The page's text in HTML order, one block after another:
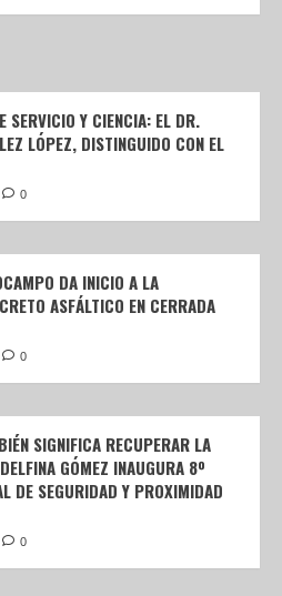
SERVICIO Y CIENCIA: EL DR.
LÓPEZ, DISTINGUIDO CON EL
0
DA INICIO A LA
ASFÁLTICO EN CERRADA
0
SIGNIFICA RECUPERAR LA
GÓMEZ INAUGURA 8º
DE SEGURIDAD Y PROXIMIDAD
0